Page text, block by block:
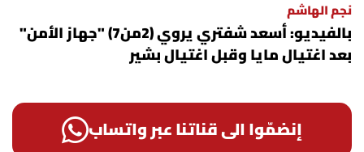
نجم الهاشم
بالفيديو: أسعد شفتري يروي (2من7) "جهاز الأمن"
بعد اغتيال مايا وقبل اغتيال بشير
إنضمّوا الى قناتنا عبر واتساب